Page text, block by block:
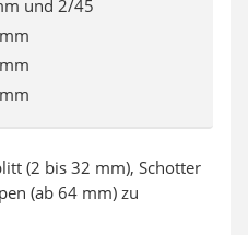
und 2/45
(2 bis 32 mm), Schotter
(ab 64 mm) zu